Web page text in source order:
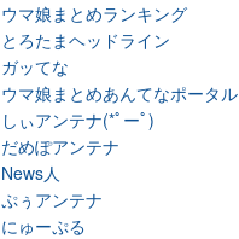
ウマ娘まとめランキング
とろたまヘッドライン
ガッてな
ウマ娘まとめあんてなポータル
しぃアンテナ(*ﾟーﾟ)
だめぽアンテナ
News人
ぷぅアンテナ
にゅーぷる